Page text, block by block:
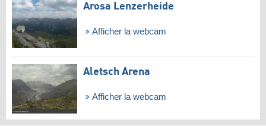
Arosa Lenzerheide
Afficher la webcam
Aletsch Arena
Afficher la webcam